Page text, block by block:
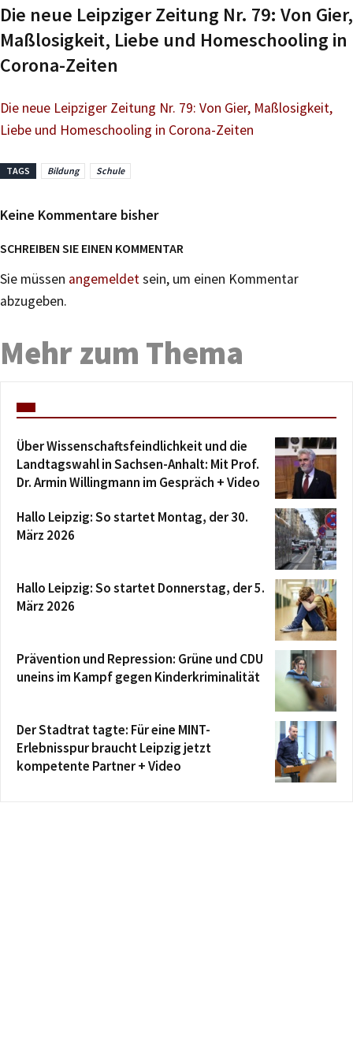
Die neue Leipziger Zeitung Nr. 79: Von Gier,
Maßlosigkeit, Liebe und Homeschooling in
Corona-Zeiten
Die neue Leipziger Zeitung Nr. 79: Von Gier, Maßlosigkeit,
Liebe und Homeschooling in Corona-Zeiten
TAGS Bildung Schule
Keine Kommentare bisher
SCHREIBEN SIE EINEN KOMMENTAR
Sie müssen angemeldetsein, um einen Kommentar
abzugeben.
Mehr zum Thema
Über Wissenschaftsfeindlichkeit und die
Landtagswahl in Sachsen-Anhalt: Mit Prof.
Dr. Armin Willingmann im Gespräch + Video
Hallo Leipzig: So startet Montag, der 30.
März 2026
Hallo Leipzig: So startet Donnerstag, der 5.
März 2026
Prävention und Repression: Grüne und CDU
uneins im Kampf gegen Kinderkriminalität
Der Stadtrat tagte: Für eine MINT-
Erlebnisspur braucht Leipzig jetzt
kompetente Partner + Video